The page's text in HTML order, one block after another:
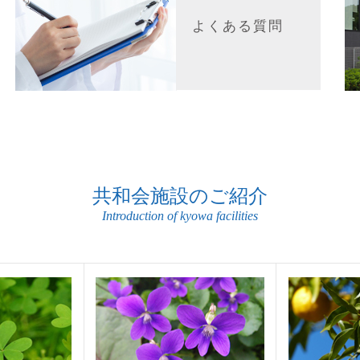
よくある質問
共和会施設のご紹介
Introduction of kyowa facilities